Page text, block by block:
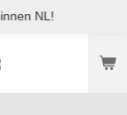
NL!